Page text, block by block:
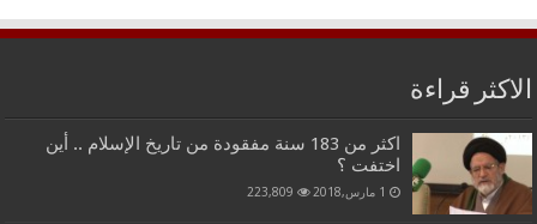
الاكثر قراءة
اكثر من 183 سنة مفقودة من تاريخ الإسلام .. أين
اختفت ؟
1 مارس,2018 223,809